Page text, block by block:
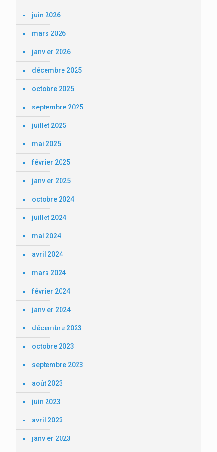
juin 2026
mars 2026
janvier 2026
décembre 2025
octobre 2025
septembre 2025
juillet 2025
mai 2025
février 2025
janvier 2025
octobre 2024
juillet 2024
mai 2024
avril 2024
mars 2024
février 2024
janvier 2024
décembre 2023
octobre 2023
septembre 2023
août 2023
juin 2023
avril 2023
janvier 2023